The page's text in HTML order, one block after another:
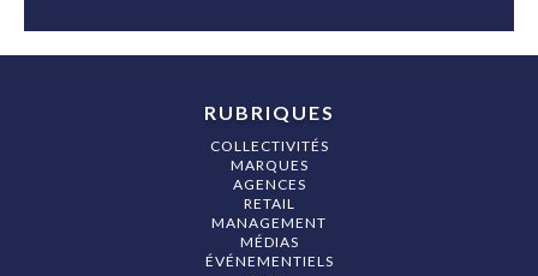
RUBRIQUES
COLLECTIVITÉS
MARQUES
AGENCES
RETAIL
MANAGEMENT
MÉDIAS
ÉVÉNEMENTIELS